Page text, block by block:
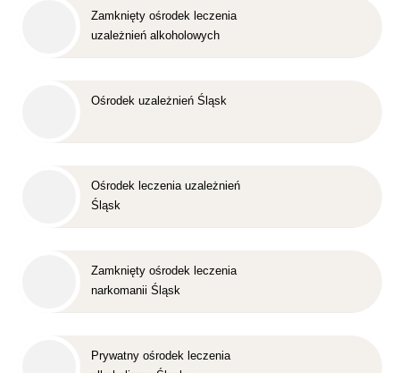
Zamknięty ośrodek leczenia
uzależnień alkoholowych
Ośrodek uzależnień Śląsk
Ośrodek leczenia uzależnień
Śląsk
Zamknięty ośrodek leczenia
narkomanii Śląsk
Prywatny ośrodek leczenia